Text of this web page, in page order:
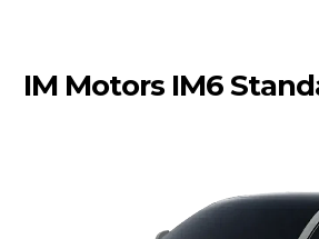
IM Motors IM6